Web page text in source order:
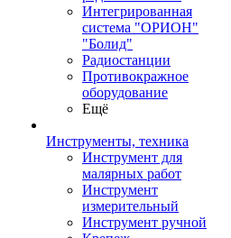
Интегрированная
система "ОРИОН"
"Болид"
Радиостанции
Противокражное
оборудование
Ещё
Инструменты, техника
Инструмент для
малярных работ
Инструмент
измерительный
Инструмент ручной